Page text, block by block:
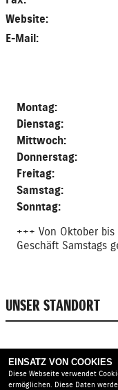
Website:
E-Mail:
Montag:
Dienstag:
Mittwoch:
Donnerstag:
Freitag:
Samstag:
Sonntag:
+++ Von Oktober
Geschäft Samstags
UNSER STANDORT
EINSATZ VON COOKIES
Diese Webseite verwendet
ermöglichen. Diese Daten